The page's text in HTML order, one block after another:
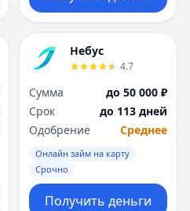
Небус
4.7
Сумма
до 50 000 ₽
Срок
до 113 дней
Одобрение
Среднее
Онлайн займ на карту
Срочно
Получить деньги